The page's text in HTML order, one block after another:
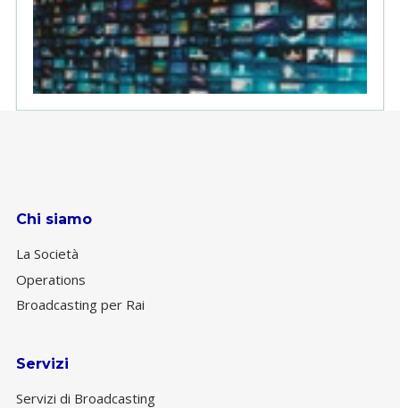
Chi siamo
La Società
Operations
Broadcasting per Rai
Servizi
Servizi di Broadcasting